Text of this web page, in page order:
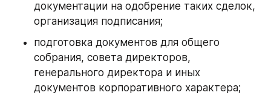
документации на одобрение таких сделок,
организация подписания;
подготовка документов для общего
собрания, совета директоров,
генерального директора и иных
документов корпоративного характера;